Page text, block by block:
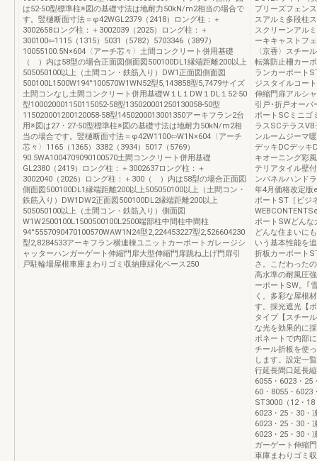
は52-50型標準柱※図の基礎寸法は地耐力50kN/m2相当の場合で
す。竪樋断面寸法＝φ42WGL2379（2418）ロング柱：＋
3002658ロング柱：＋3002039（2025）ロング柱：＋
300100⇦1115（1315）5031（5782）5703346（3897）
10055100.5N×604〈アーチ芯々〉土間コンクリート併用基礎
（ ）内は58型の場合正面図側面図500100DL1縁端距離200以上
505050100以上（土間コン・鉄筋入り）DW1正面図側面図
500100L1500W194°100570W1WN52型5,143858型5,7479サイズ
土間コンなし土間コンクリート併用基礎W１L１DW１DL１52-50
型100020001150115052-58型135020001250130058-50型
115020001200120058-58型1450200013001350アーキフラン2台
用※図は27・27-50型標準柱※図の基礎寸法は地耐力50kN/m2相
当の場合です。竪樋断面寸法＝φ42W1100⇦W1N×604〈アーチ
芯々〉1165（1365）3382（3934）5017（5769）
90.5WA1004709090100570土間コンクリート併用基礎
GL2380（2419）ロング柱：＋3002637ロング柱：＋
3002040（2026）ロング柱：＋300（ ）内は58型の場合正面図
側面図500100DL1縁端距離200以上505050100以上（土間コン・
鉄筋入り）DW1DW2正面図500100DL2縁端距離200以上
505050100以上（土間コン・鉄筋入り）側面図
W1W2500100L1500500100L2500端部柱中間柱中間柱
94°5557090470100570WAW1N24型2,224453227型2,526604230
型2,8284533アーキフラン横連棟ユニットカーポートガレージシ
ャッターハンガーゲート伸縮門扉大型伸縮門扉跳ね上げ門扉引
戸駐輪場屋根車庫まわりゴミ収納庫緑化ベース250
ブリーズフェン
スアルミ多段柱
スクリーンアル
ーキキャストフ
〈京香〉スチー
転落防止柵カー
ランカーポート
ジスタイルコー
伸縮門扉アルシ
引戸･折戸オーバ
ポートSCミニゴ
ラスSCテラス
ンルームジーマ
デッキDCデッキ
キオーニング彩
テリアタイル壁
ンパネルハンド
年4月価格改定
ポートST［ビジ
ポートSWどんな
どんな住まいに
いう基本性能を
折板カーポート
さ。こだわった
高水準の耐風圧
ーポートSW。｢
く。多彩な屋根
す。採光遮光【
タイプ【スチー
な光を効果的に
ボネートで内部
チール折板を使
します。設定一
行延長間口延長
6055・6023・
60・8055・
ST3000（12・
6023・25・30・
6023・25・30・
6023・25・30・
ガーゲート伸縮
車庫まわりゴミ